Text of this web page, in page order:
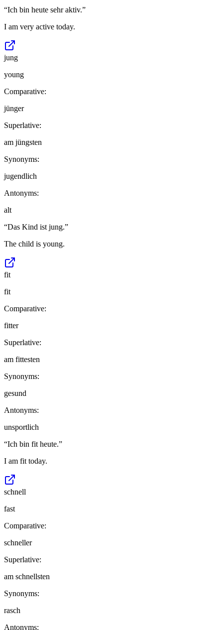
“Ich bin heute sehr aktiv.”
I am very active today.
jung
young
Comparative:
jünger
Superlative:
am jüngsten
Synonyms:
jugendlich
Antonyms:
alt
“Das Kind ist jung.”
The child is young.
fit
fit
Comparative:
fitter
Superlative:
am fittesten
Synonyms:
gesund
Antonyms:
unsportlich
“Ich bin fit heute.”
I am fit today.
schnell
fast
Comparative:
schneller
Superlative:
am schnellsten
Synonyms:
rasch
Antonyms: